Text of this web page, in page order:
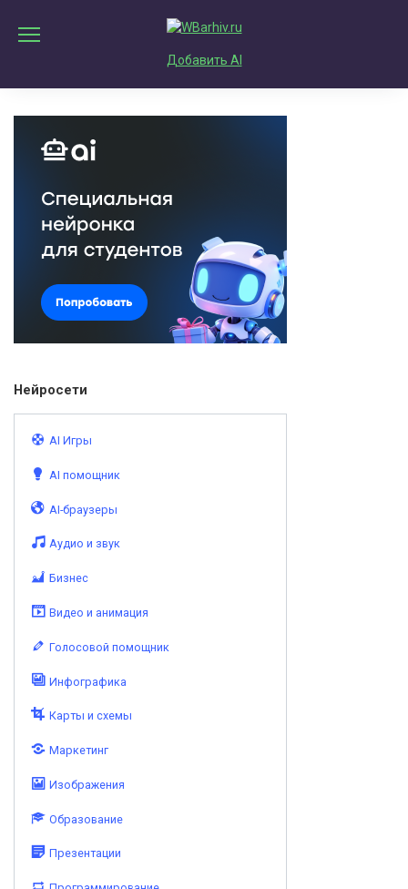
содержанию
Добавить AI
Нейросети
AI Игры
AI помощник
AI-браузеры
Аудио и звук
Бизнес
Видео и анимация
Голосовой помощник
Инфографика
Карты и схемы
Маркетинг
Изображения
Образование
Презентации